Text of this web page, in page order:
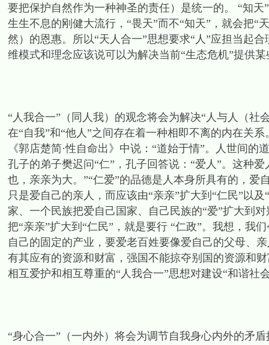
要把保护自然作为一种神圣的责任）是统一的。 “知天
生生不息的刚健大流行，“畏天”而不“知天”，就会把“
然）的恩惠。所以“天人合一”思想要求“人”应担当起
维模式和理念应该说可以为解决当前“生态危机”提供
“人我合一”（同人我）的观念将会为解决“人与人（社
在“自我”和“他人”之间存在着一种相即不离的内在关
《郭店楚简·性自命出》中说：“道始于情”。人世间
孔子的弟子樊迟问“仁”，孔子回答说：“爱人”。这种
也，亲亲为大。”“仁爱”的品德是人本身所具有的，爱
只是爱自己的亲人，而应该由“亲亲”扩大到“仁民”以
家、一个民族把爱自己国家、自己民族的“爱”扩大到
把“亲亲”扩大到“仁民”，就是要行 “仁政”。我想，我
自己的固定的产业，要爱老百姓要像爱自己的父母、
有其应有的资源和财富，强国不能掠夺别国的资源和
相互爱护和相互尊重的“人我合一”思想对建设“和谐社
“身心合一”（一内外）将会为调节自我身心内外的矛